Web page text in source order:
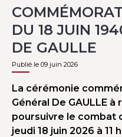
DU 18 JUIN
DE GAULLE
Publié le 09 juin 2026
La cérémonie
Général De GAULLE
poursuivre le combat
jeudi 18 juin 2026 à 11